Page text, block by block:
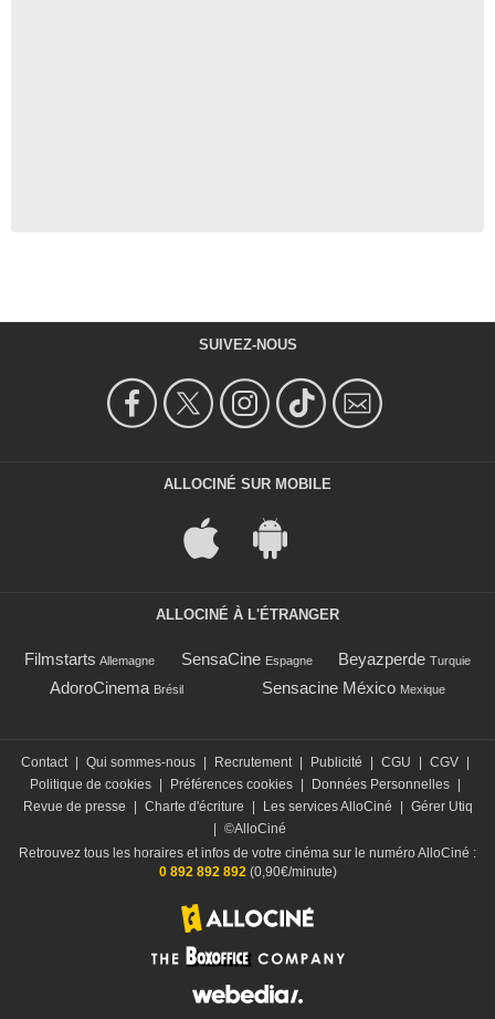
SUIVEZ-NOUS
ALLOCINÉ SUR MOBILE
ALLOCINÉ À L'ÉTRANGER
Filmstarts Allemagne SensaCine Espagne Beyazperde Turquie
AdoroCinema Brésil Sensacine México Mexique
Contact | Qui sommes-nous | Recrutement | Publicité | CGU | CGV |
Politique de cookies | Préférences cookies | Données Personnelles |
Revue de presse
| Charte d'écriture | Les services AlloCiné | Gérer Utiq
| ©AlloCiné
Retrouvez tous les horaires et infos de votre cinéma sur le numéro AlloCiné :
0 892 892 892 (0,90€/minute)